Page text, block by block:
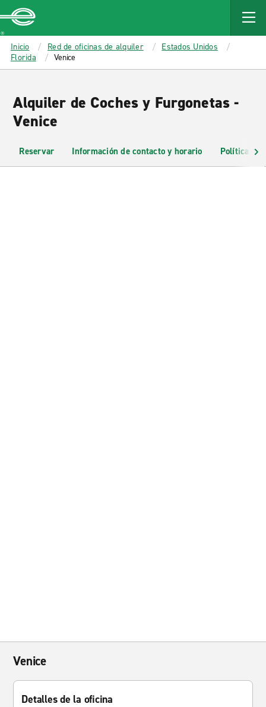
MAIN
CONTENT
Enterprise
Inicio Red de oficinas de alquiler
Estados Unidos
Florida
Venice
Alquiler de Coches y Furgonetas -
Venice
Reservar Información de contacto y horario Políticas
Venice
Detalles de la oficina